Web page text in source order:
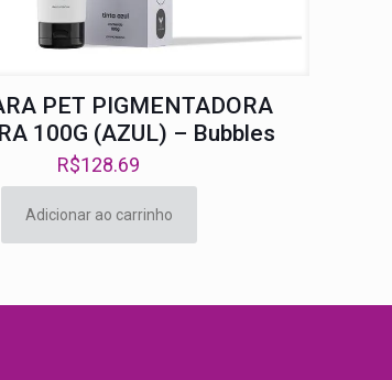
PET PIGMENTADORA
100G (AZUL) – Bubbles
R$128.69
Adicionar ao carrinho